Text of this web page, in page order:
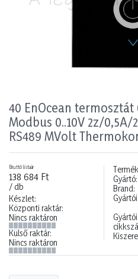
40 EnOcean termosztát
Modbus 0..10V 2z/0,5A/
RS489 MVolt
Bruttó listaár
138 684 Ft
/ db
Készlet:
Központi raktár:
Nincs raktáron
Külső raktár:
Nincs raktáron
Gyártó:
Brand:
Gyártói